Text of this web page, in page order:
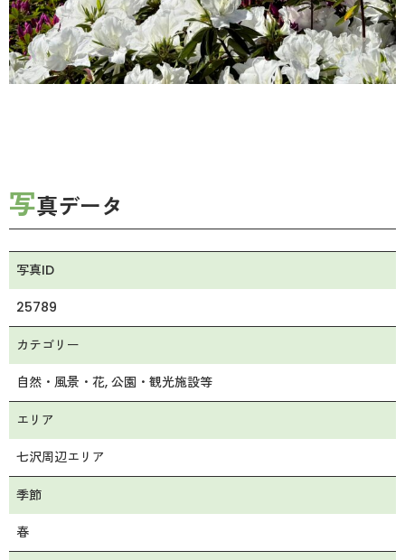
写真データ
写真ID
25789
カテゴリー
自然・風景・花 公園・観光施設等
エリア
七沢周辺エリア
季節
春